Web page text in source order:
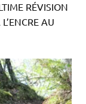
RÉVISION
AU